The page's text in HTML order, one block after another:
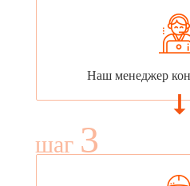
Наш менеджер
шаг 3